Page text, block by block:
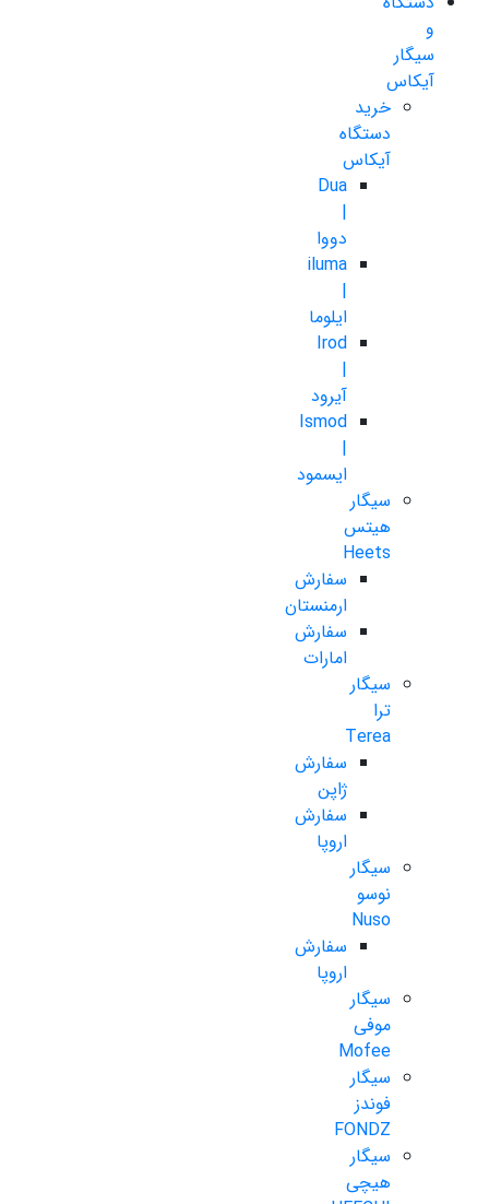
و
سیگار
آیکاس
خرید
دستگاه
آیکاس
Dua
|
دووا
iluma
|
ایلوما
Irod
|
آیرود
Ismod
|
ایسمود
سیگار
هیتس
Heets
سفارش
ارمنستان
سفارش
امارات
سیگار
ترا
Terea
سفارش
ژاپن
سفارش
اروپا
سیگار
نوسو
Nuso
سفارش
اروپا
سیگار
موفی
Mofee
سیگار
فوندز
FONDZ
سیگار
هیچی